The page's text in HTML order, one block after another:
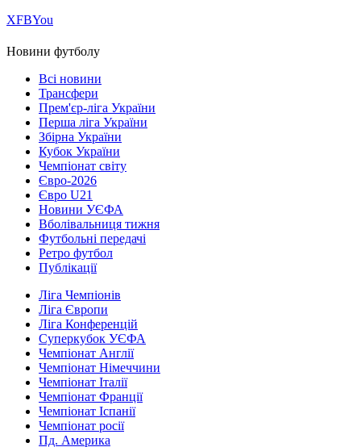
ХFBYou
Новини футболу
Всі новини
Трансфери
Прем'єр-ліга України
Перша ліга України
Збірна України
Кубок України
Чемпіонат світу
Євро-2026
Євро U21
Новини УЄФА
Вболівальниця тижня
Футбольні передачі
Ретро футбол
Публікації
Ліга Чемпіонів
Ліга Європи
Ліга Конференцій
Суперкубок УЄФА
Чемпіонат Англії
Чемпіонат Німеччини
Чемпіонат Італії
Чемпіонат Франції
Чемпіонат Іспанії
Чемпіонат росії
Пд. Америка